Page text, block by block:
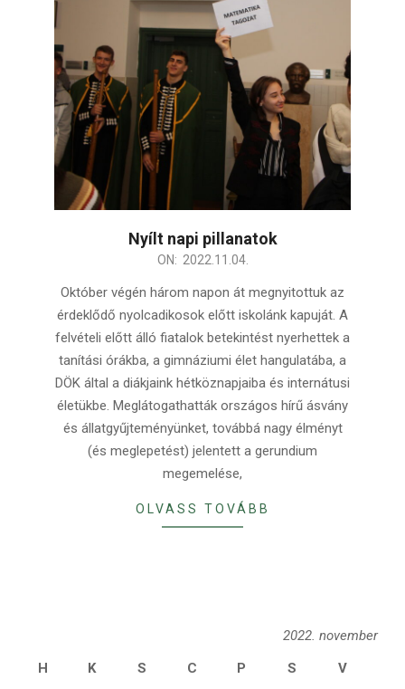
Nyílt napi pillanatok
ON: 2022.11.04.
Október végén három napon át megnyitottuk az
érdeklődő nyolcadikosok előtt iskolánk kapuját. A
felvételi előtt álló fiatalok betekintést nyerhettek a
tanítási órákba, a gimnáziumi élet hangulatába, a
DÖK által a diákjaink hétköznapjaiba és internátusi
életükbe. Meglátogathatták országos hírű ásvány
és állatgyűjteményünket, továbbá nagy élményt
(és meglepetést) jelentett a gerundium
megemelése,
OLVASS TOVÁBB
2022. november
H
K S C P S V